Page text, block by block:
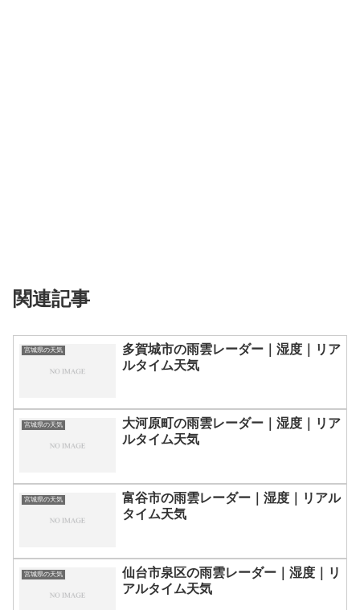
関連記事
宮城県の天気
多賀城市の雨雲レーダー｜湿度｜リア
ルタイム天気
宮城県の天気
大河原町の雨雲レーダー｜湿度｜リア
ルタイム天気
宮城県の天気
富谷市の雨雲レーダー｜湿度｜リアル
タイム天気
宮城県の天気
仙台市泉区の雨雲レーダー｜湿度｜リ
アルタイム天気